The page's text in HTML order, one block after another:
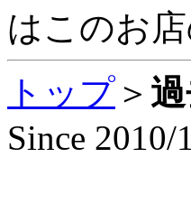
はこのお
トップ ＞
Since 2010/